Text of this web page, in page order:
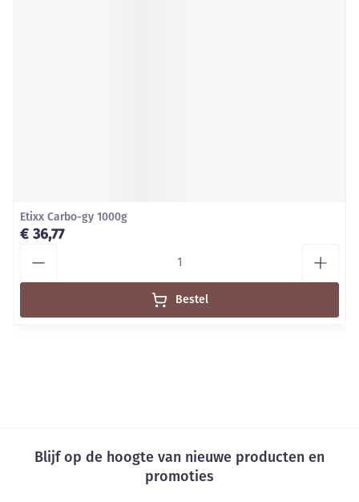
Etixx Carbo-gy 1000g
€ 36,77
Bestel
Blijf op de hoogte van nieuwe producten en
promoties